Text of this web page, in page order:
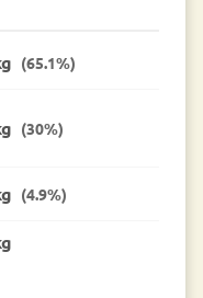
(65.1%)
(30%)
(4.9%)